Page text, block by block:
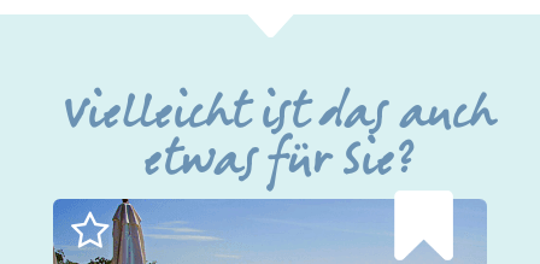
Vielleicht ist das auch
etwas für Sie?